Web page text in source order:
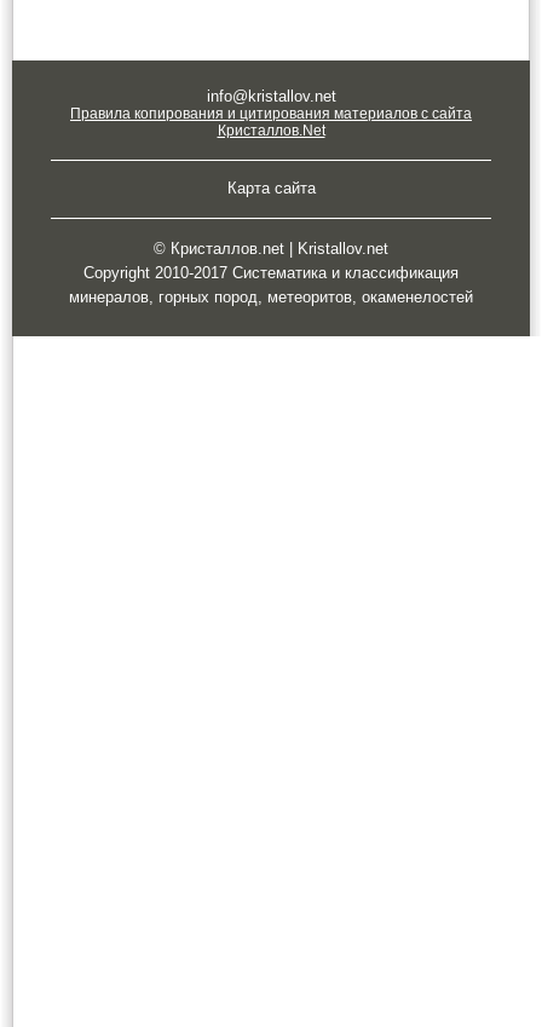
info@kristallov.net
Правила копирования и цитирования материалов с сайта
Кристаллов.Net
Карта сайта
© Кристаллов.net | Kristallov.net
Copyright 2010-2017 Систематика и классификация
минералов, горных пород, метеоритов, окаменелостей